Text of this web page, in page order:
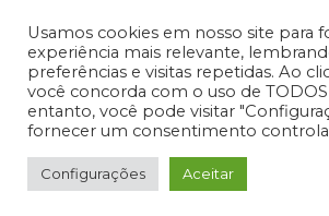
Todos os direitos reservados.
Usamos cookies em nosso site para
experiência mais relevante,
preferências e visitas repetidas. Ao
você concorda com o uso de
entanto, você pode visitar
fornecer um consentimento
Configurações Aceitar